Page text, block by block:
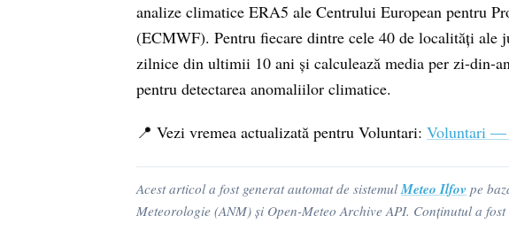
analize climatice ERA5 ale Centrului European pentru
(ECMWF). Pentru fiecare dintre cele 40 de localități
zilnice din ultimii 10 ani și calculează media per zi-din-
pentru detectarea anomaliilor climatice.
📍 Vezi vremea actualizată pentru Voluntari: Voluntari —
Acest articol a fost generat automat de sistemulMeteo Ilfov pe
Meteorologie (ANM) și Open-Meteo Archive API. Conținutul a